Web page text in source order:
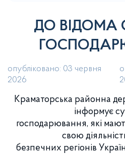
ДО ВІДОМА
опубліковано: 03 червня
2026
Краматорська районна
інформує
господарювання, які
свою
безпечних регіонів